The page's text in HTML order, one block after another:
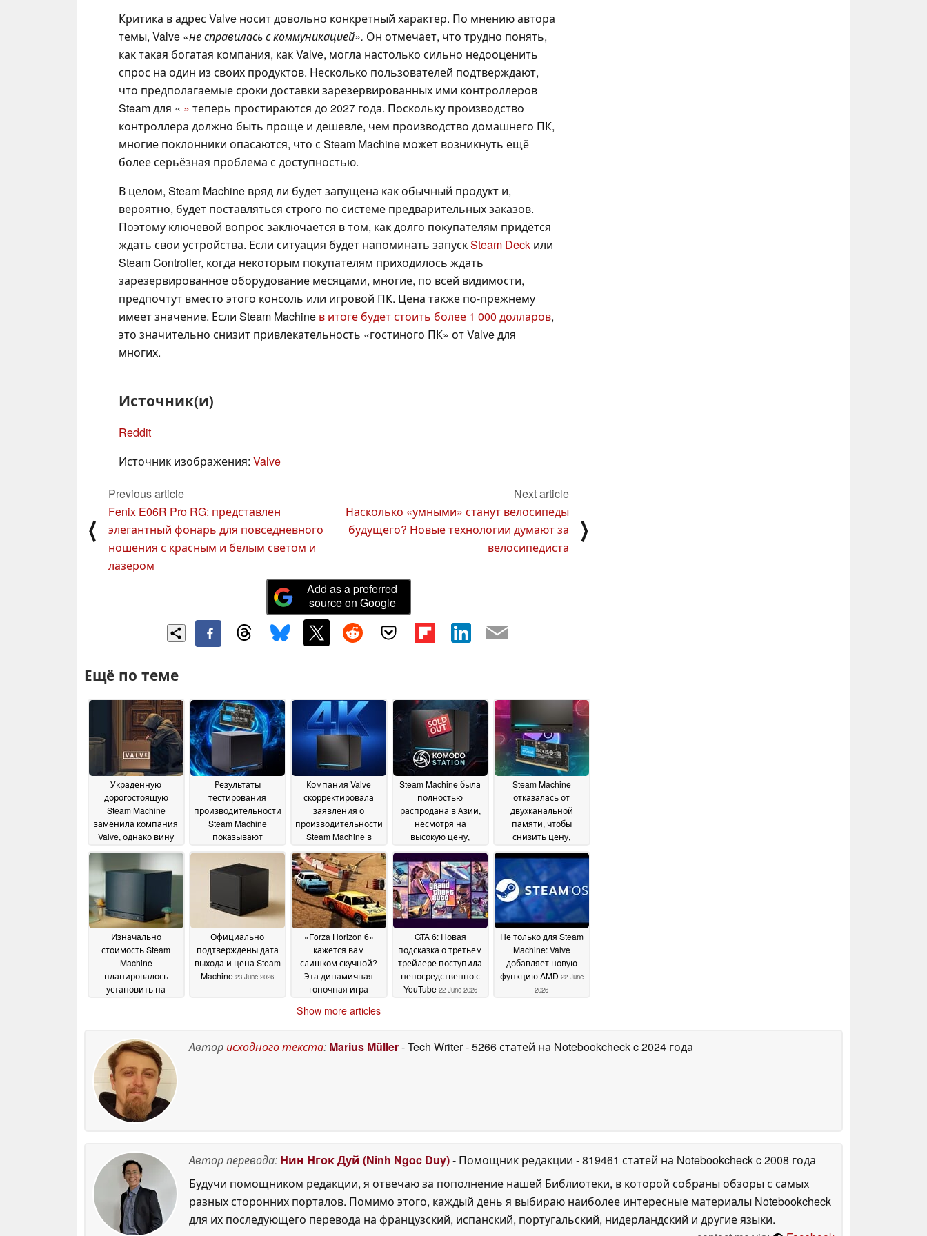
Критика в адрес Valve носит довольно конкретный характер. По мнению автора
темы, Valve «не справилась с коммуникацией». Он отмечает, что трудно понять,
как такая богатая компания, как Valve, могла настолько сильно недооценить
спрос на один из своих продуктов. Несколько пользователей подтверждают,
что предполагаемые сроки доставки зарезервированных ими контроллеров
Steam для « » теперь простираются до 2027 года. Поскольку производство
контроллера должно быть проще и дешевле, чем производство домашнего ПК,
многие поклонники опасаются, что с Steam Machine может возникнуть ещё
более серьёзная проблема с доступностью.
В целом, Steam Machine вряд ли будет запущена как обычный продукт и,
вероятно, будет поставляться строго по системе предварительных заказов.
Поэтому ключевой вопрос заключается в том, как долго покупателям придётся
ждать свои устройства. Если ситуация будет напоминать запускSteam Deck или
Steam Controller, когда некоторым покупателям приходилось ждать
зарезервированное оборудование месяцами, многие, по всей видимости,
предпочтут вместо этого консоль или игровой ПК. Цена также по-прежнему
имеет значение. Если Steam Machine в итоге будет стоить более 1 000 долларов,
это значительно снизит привлекательность «гостиного ПК» от Valve для
многих.
Источник(и)
Reddit
Источник изображения: Valve
⟨
Previous article
Fenix E06R Pro RG: представлен
элегантный фонарь для повседневного
ношения с красным и белым светом и
лазером
Next article
Насколько «умными» станут велосипеды
будущего? Новые технологии думают за
велосипедиста
⟩
Add as a preferred
source on Google
Ещё по теме
Украденную
дорогостоящую
Steam Machine
заменила компания
Valve, однако вину
нестрогую политику
доставки 20 July 2026
Результаты
тестирования
производительности
Steam Machine
показывают
производительности
на 20 % при
двухканальной
памяти01 July 2026
Компания Valve
скорректировала
заявления о
производительности
Steam Machine в
поскольку в обзорах
подвергается
сомнению цена26
June 2026
Steam Machine была
полностью
распродана в Азии,
несмотря на
высокую цену,
магазине Valve не
принимаются
предварительные
заказы24 June 2026
Steam Machine
отказалась от
двухканальной
памяти, чтобы
снизить цену,
характеристики
ограничивают
производительность
23 June 2026
Изначально
стоимость Steam
Machine
планировалось
установить на
на устройство
выросла аналогично
тому, как это
произошло с Steam
Deck23 June 2026
Официально
подтверждены дата
выхода и цена Steam
Machine 23 June 2026
«Forza Horizon 6»
кажется вам
слишком скучной?
Эта динамичная
гоночная игра
Steam по цене всего
долларов
22 June 2026
GTA 6: Новая
подсказка о третьем
трейлере поступила
непосредственно с
YouTube 22 June 2026
Не только для Steam
Machine: Valve
добавляет новую
функцию AMD 22 June
2026
Show more articles
Авторисходного текста: Marius Müller- Tech Writer- 5266 статей на Notebookcheckc 2024 года
Автор перевода: Нин Нгок Дуй (Ninh Ngoc Duy)- Помощник редакции - 819461 статей на Notebookcheckc 2008 года
Будучи помощником редакции, я отвечаю за пополнение нашей Библиотеки, в которой собраны обзоры с самых
разных сторонних порталов. Помимо этого, каждый день я выбираю наиболее интересные материалы Notebookcheck
для их последующего перевода на французский, испанский, португальский, нидерландский и другие языки.